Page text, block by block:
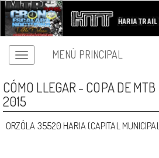
MENÚ PRINCIPAL
CÓMO LLEGAR - COPA DE
2015
ORZÓLA 35520 HARIA (CAPITAL